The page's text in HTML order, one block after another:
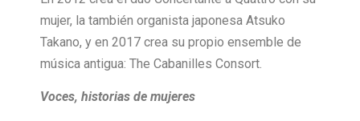
mujer, la también organista japonesa Atsuko
Takano, y en 2017 crea su propio ensemble de
música antigua: The Cabanilles Consort.
Voces, historias de mujeres